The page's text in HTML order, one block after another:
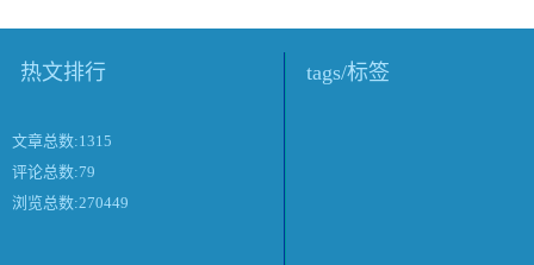
热文排行
文章总数:1315
评论总数:79
浏览总数:270449
tags/标签